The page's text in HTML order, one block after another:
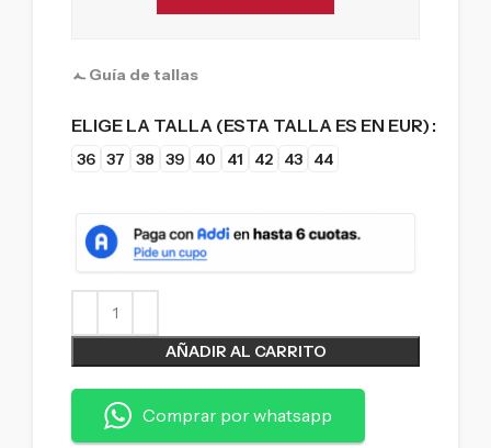
Guía de tallas
ELIGE LA TALLA (ESTA TALLA ES EN EUR)
36 37 38 39 40 41 42 43 44
AÑADIR AL CARRITO
Comprar por whatsapp